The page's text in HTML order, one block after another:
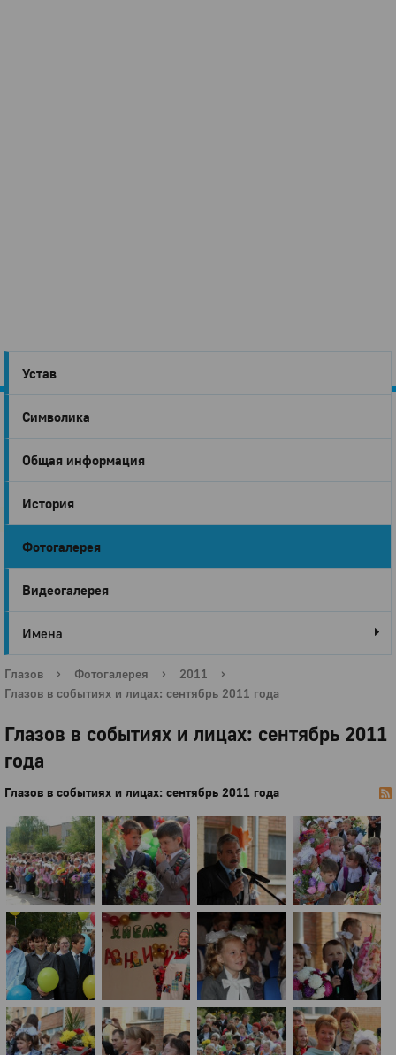
Город
Глазов
Устав
Символика
Общая информация
История
Фотогалерея
Видеогалерея
Имена
Глазов › Фотогалерея › 2011
›
Глазов в событиях и лицах: сентябрь 2011 года
Глазов в событиях и лицах: сентябрь 2011
года
Глазов в событиях и лицах: сентябрь 2011 года